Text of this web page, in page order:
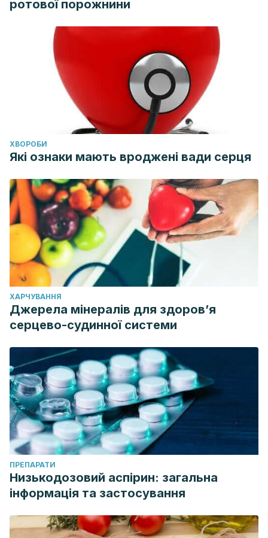
ротової порожнини
ХВОРОБИ
Які ознаки мають вроджені вади серця
ХАРЧУВАННЯ
Джерела мінералів для здоров’я
серцево-судинної системи
ПРЕПАРАТИ
Низькодозовий аспірин: загальна
інформація та застосування